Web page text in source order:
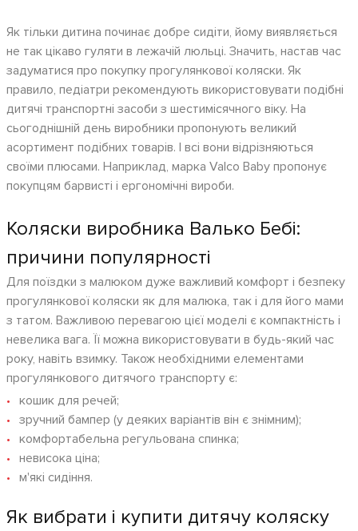
полностью, поэтому ребенок спит спокойно даже на
солнце. Коляска выдержала двоих детей. Хорошее
качество. Очень довольна покупкой, посоветовала
сестре, она тоже очень довольна. В общем рекомендую
однозначно!
Як тільки дитина починає добре сидіти, йому виявляється
не так цікаво гуляти в лежачій люльці. Значить, настав час
задуматися про покупку прогулянкової коляски. Як
правило, педіатри рекомендують використовувати подібні
дитячі транспортні засоби з шестимісячного віку. На
сьогоднішній день виробники пропонують великий
асортимент подібних товарів. І всі вони відрізняються
своїми плюсами. Наприклад, марка Valco Baby пропонує
покупцям барвисті і ергономічні вироби.
Коляски виробника Валько Бебі:
причини популярності
Для поїздки з малюком дуже важливий комфорт і безпеку
прогулянкової коляски як для малюка, так і для його мами
з татом. Важливою перевагою цієї моделі є компактність і
невелика вага. Її можна використовувати в будь-який час
року, навіть взимку. Також необхідними елементами
прогулянкового дитячого транспорту є:
кошик для речей;
зручний бампер (у деяких варіантів він є знімним);
комфортабельна регульована спинка;
невисока ціна;
м'які сидіння.
Як вибрати і купити дитячу коляску